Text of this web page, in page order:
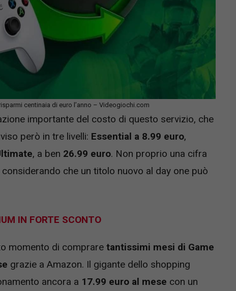
centinaia di euro l’anno – Videogiochi.com
importante del costo di questo servizio, che
però in tre livelli: Essential a 8.99 euro,
, a ben 26.99 euro. Non proprio una cifra
che un titolo nuovo al day one può
IN FORTE SCONTO
momento di comprare tantissimi mesi di Game
grazie a Amazon. Il gigante dello shopping
ancora a 17.99 euro al mese con un